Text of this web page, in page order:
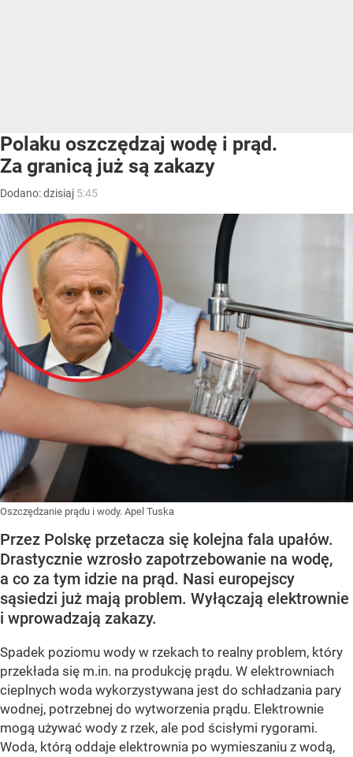
Polaku oszczędzaj wodę i prąd.
Za granicą już są zakazy
Dodano:dzisiaj 5:45
Oszczędzanie prądu i wody. Apel Tuska
Przez Polskę przetacza się kolejna fala upałów.
Drastycznie wzrosło zapotrzebowanie na wodę,
a co za tym idzie na prąd. Nasi europejscy
sąsiedzi już mają problem. Wyłączają elektrownie
i wprowadzają zakazy.
Spadek poziomu wody w rzekach to realny problem, który
przekłada się m.in. na produkcję prądu. W elektrowniach
cieplnych woda wykorzystywana jest do schładzania pary
wodnej, potrzebnej do wytworzenia prądu. Elektrownie
mogą używać wody z rzek, ale pod ścisłymi rygorami.
Woda, którą oddaje elektrownia po wymieszaniu z wodą,